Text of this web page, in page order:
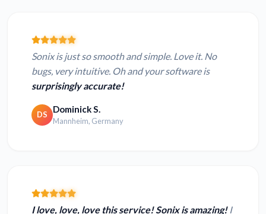
Sonix is just so smooth and simple. Love it. No
bugs, very intuitive. Oh and your software is
surprisingly accurate!
DS Dominick S.
Mannheim, Germany
I love, love, love this service! Sonix is amazing!I